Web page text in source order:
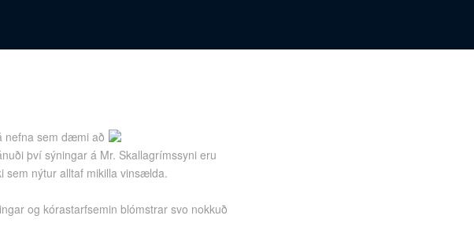
nefna sem dæmi að
því sýningar á Mr. Skallagrímssyni eru
sem nýtur alltaf mikilla vinsælda.
og kórastarfsemin blómstrar svo nokkuð